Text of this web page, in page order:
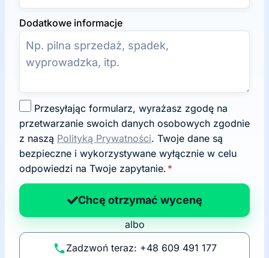
Dodatkowe informacje
g
o
d
a
n
p
li
przetwarzanie swoich danych osobowych zgodnie
z naszą Polityką Prywatności. Twoje dane są
bezpieczne i wykorzystywane wyłącznie w celu
odpowiedzi na Twoje zapytanie. *
Chcę otrzymać wycenę
albo
Zadzwoń teraz: +48 609 491 177